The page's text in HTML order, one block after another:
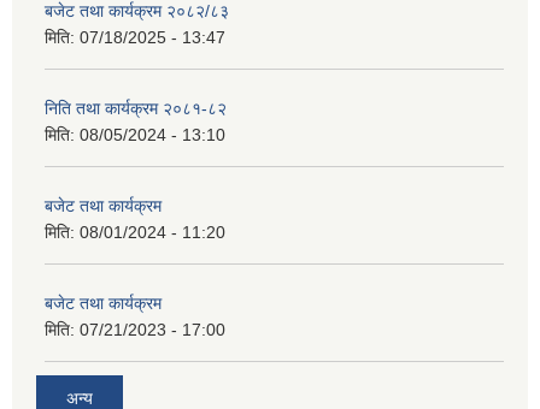
बजेट तथा कार्यक्रम २०८२/८३
मिति: 07/18/2025 - 13:47
निति तथा कार्यक्रम २०८१-८२
मिति: 08/05/2024 - 13:10
बजेट तथा कार्यक्रम
मिति: 08/01/2024 - 11:20
बजेट तथा कार्यक्रम
मिति: 07/21/2023 - 17:00
अन्य